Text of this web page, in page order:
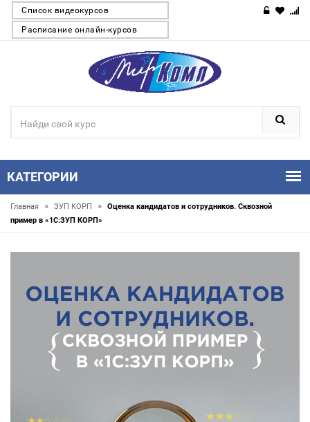
Список видеокурсов
Расписание онлайн-курсов
КАТЕГОРИИ
Главная » ЗУП КОРП »
Оценка кандидатов и сотрудников. Сквозной
пример в «1С:ЗУП КОРП»